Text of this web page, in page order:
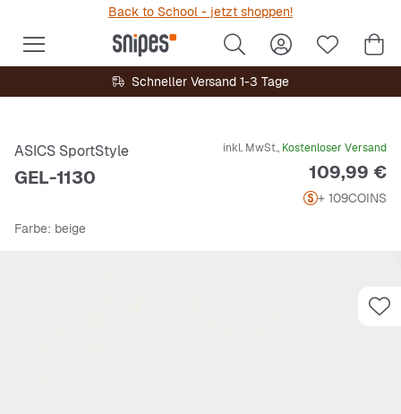
Back to School - jetzt shoppen!
Schneller Versand 1-3 Tage
ASICS SportStyle
GEL-1130
inkl. MwSt., Kostenloser Versand
Preis
109,99 €
+ 109COINS
Farbe: beige